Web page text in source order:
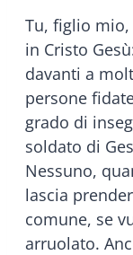
Tu, figlio
in Cristo
davanti a
persone
grado di
soldato di
Nessuno,
lascia
comune, se
arruolato.